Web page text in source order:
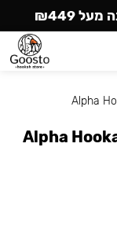
Alpha
Alpha
₪449